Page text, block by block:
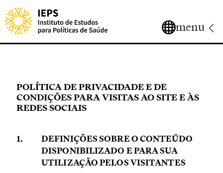
menu
POLÍTICA DE PRIVACIDADE E DE
CONDIÇÕES PARA VISITAS AO SITE E ÀS
REDES SOCIAIS
DEFINIÇÕES SOBRE O CONTEÚDO
DISPONIBILIZADO E PARA SUA
UTILIZAÇÃO PELOS VISITANTES